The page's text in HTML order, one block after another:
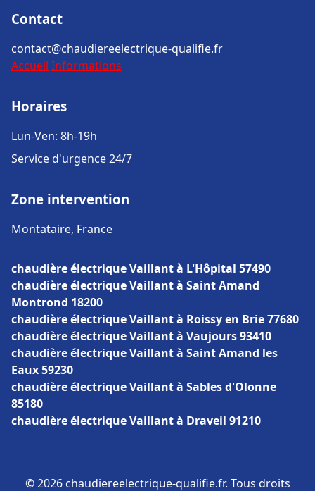
Contact
contact@chaudiereelectrique-qualifie.fr
Accueil Informations
Horaires
Lun-Ven: 8h-19h
Service d'urgence 24/7
Zone intervention
Montataire, France
chaudière électrique Vaillant à L'Hôpital 57490
chaudière électrique Vaillant à Saint Amand
Montrond 18200
chaudière électrique Vaillant à Roissy en Brie 77680
chaudière électrique Vaillant à Vaujours 93410
chaudière électrique Vaillant à Saint Amand les
Eaux 59230
chaudière électrique Vaillant à Sables d'Olonne
85180
chaudière électrique Vaillant à Draveil 91210
© 2026 chaudiereelectrique-qualifie.fr. Tous droits